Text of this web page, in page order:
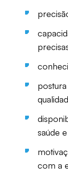
saúde
com a